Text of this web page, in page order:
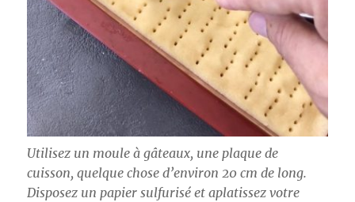
Utilisez un moule à gâteaux, une plaque de
cuisson, quelque chose d’environ 20 cm de long.
Disposez un papier sulfurisé et aplatissez votre